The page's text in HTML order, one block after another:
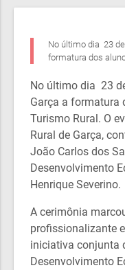
No último dia 23
formatura dos
No último dia 23
Garça a formatura
Turismo Rural. O
Rural de Garça,
João Carlos dos
Desenvolvimento
Henrique Severino.
A cerimônia
profissionalizante
iniciativa conjunta
Desenvolvimento